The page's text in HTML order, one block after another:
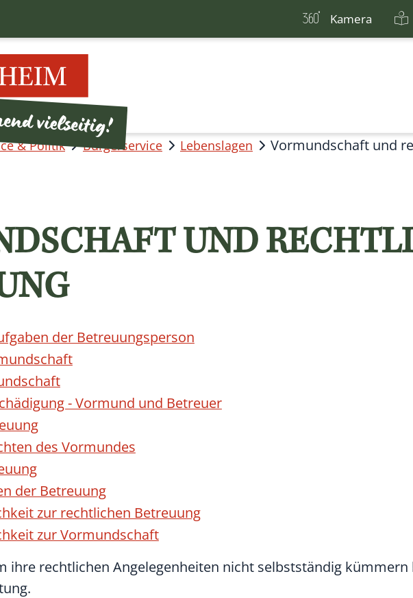
Kamera
& Politik Bürgerservice Lebenslagen Vormundschaft und
UND
der Betreuungsperson
- Vormund und Betreuer
des Vormundes
der Betreuung
zur rechtlichen Betreuung
zur Vormundschaft
ihre rechtlichen Angelegenheiten nicht selbstständig kümmern